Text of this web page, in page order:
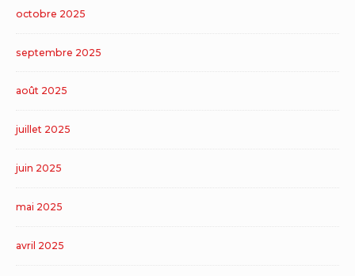
octobre 2025
septembre 2025
août 2025
juillet 2025
juin 2025
mai 2025
avril 2025